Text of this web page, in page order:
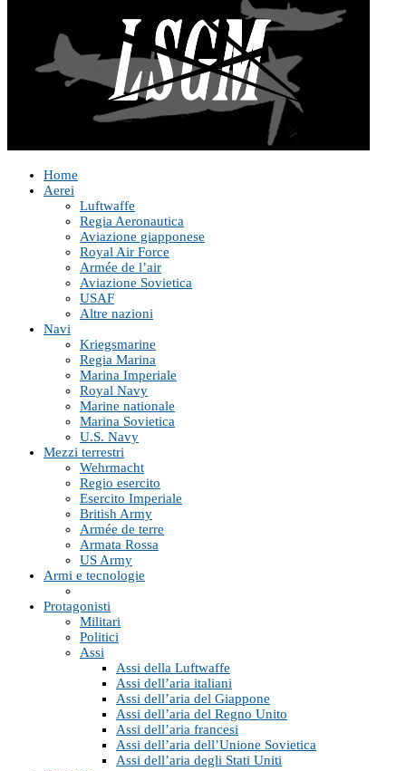
Home
Aerei
Luftwaffe
Regia Aeronautica
Aviazione giapponese
Royal Air Force
Armée de l’air
Aviazione Sovietica
USAF
Altre nazioni
Navi
Kriegsmarine
Regia Marina
Marina Imperiale
Royal Navy
Marine nationale
Marina Sovietica
U.S. Navy
Mezzi terrestri
Wehrmacht
Regio esercito
Esercito Imperiale
British Army
Armée de terre
Armata Rossa
US Army
Armi e tecnologie
Protagonisti
Militari
Politici
Assi
Assi della Luftwaffe
Assi dell’aria italiani
Assi dell’aria del Giappone
Assi dell’aria del Regno Unito
Assi dell’aria francesi
Assi dell’aria dell’Unione Sovietica
Assi dell’aria degli Stati Uniti